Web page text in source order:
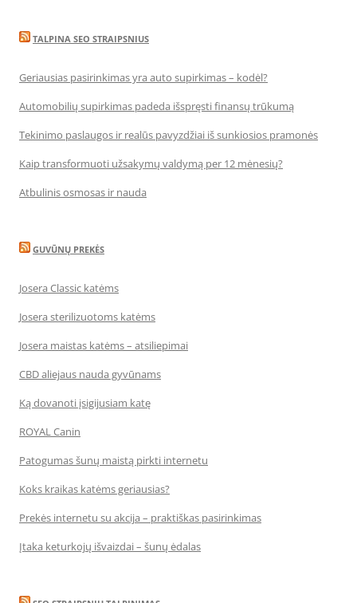
TALPINA SEO STRAIPSNIUS
Geriausias pasirinkimas yra auto supirkimas – kodėl?
Automobilių supirkimas padeda išspręsti finansų trūkumą
Tekinimo paslaugos ir realūs pavyzdžiai iš sunkiosios pramonės
Kaip transformuoti užsakymų valdymą per 12 mėnesių?
Atbulinis osmosas ir nauda
GUVŪNŲ PREKĖS
Josera Classic katėms
Josera sterilizuotoms katėms
Josera maistas katėms – atsiliepimai
CBD aliejaus nauda gyvūnams
Ką dovanoti įsigijusiam katę
ROYAL Canin
Patogumas šunų maistą pirkti internetu
Koks kraikas katėms geriausias?
Prekės internetu su akcija – praktiškas pasirinkimas
Įtaka keturkojų išvaizdai – šunų ėdalas